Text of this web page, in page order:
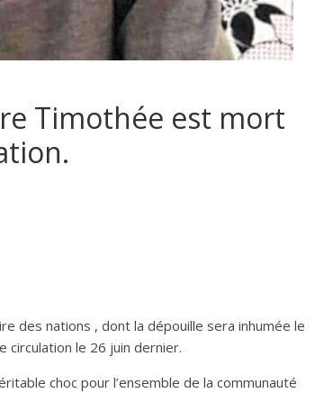
Timothée est mort
des nations , dont la dépouille sera inhumée le
circulation le 26 juin dernier.
choc pour l’ensemble de la communauté